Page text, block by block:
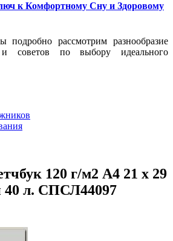
к Комфортному Сну и Здоровому
подробно рассмотрим разнообразие
советов по выбору идеального
120 г/м2 A4 21 х 29
40 л. СПСЛ44097